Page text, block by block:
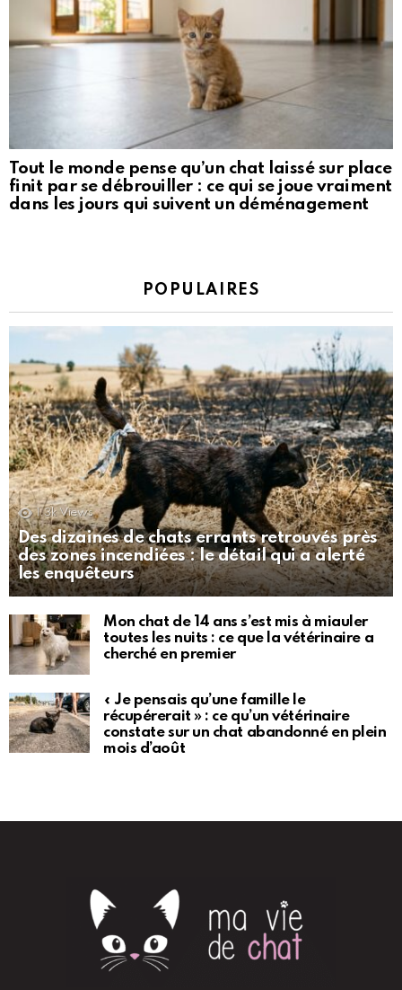
Tout le monde pense qu’un chat laissé sur place
finit par se débrouiller : ce qui se joue vraiment
dans les jours qui suivent un déménagement
POPULAIRES
1.3k Views
Des dizaines de chats errants retrouvés près
des zones incendiées : le détail qui a alerté
les enquêteurs
Mon chat de 14 ans s’est mis à miauler
toutes les nuits : ce que la vétérinaire a
cherché en premier
« Je pensais qu’une famille le
récupérerait » : ce qu’un vétérinaire
constate sur un chat abandonné en plein
mois d’août